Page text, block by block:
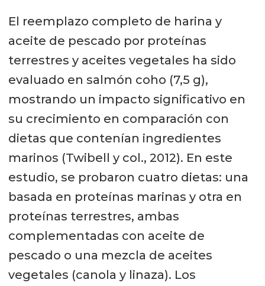
El reemplazo completo de harina y
aceite de pescado por proteínas
terrestres y aceites vegetales ha sido
evaluado en salmón coho (7,5 g),
mostrando un impacto significativo en
su crecimiento en comparación con
dietas que contenían ingredientes
marinos (Twibell y col., 2012). En este
estudio, se probaron cuatro dietas: una
basada en proteínas marinas y otra en
proteínas terrestres, ambas
complementadas con aceite de
pescado o una mezcla de aceites
vegetales (canola y linaza). Los